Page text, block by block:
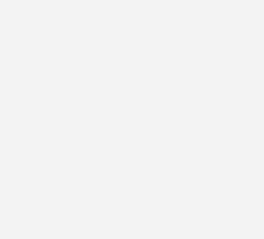
An berufsbildenden
ein BEM am häufigsten
relativ in Bezug zur Zahl der
Als Maßnahme
Wiedereingliederung
Viertel (73,8 %) der
aus einem BEM in den